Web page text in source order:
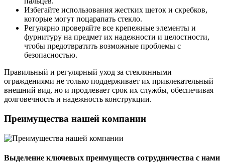
Избегайте использования жестких щеток и скребков,
которые могут поцарапать стекло.
Регулярно проверяйте все крепежные элементы и
фурнитуру на предмет их надежности и целостности,
чтобы предотвратить возможные проблемы с
безопасностью.
Правильный и регулярный уход за стеклянными
ограждениями не только поддерживает их привлекательный
внешний вид, но и продлевает срок их службы, обеспечивая
долговечность и надежность конструкции.
Преимущества нашей компании
Выделение ключевых преимуществ сотрудничества с нами